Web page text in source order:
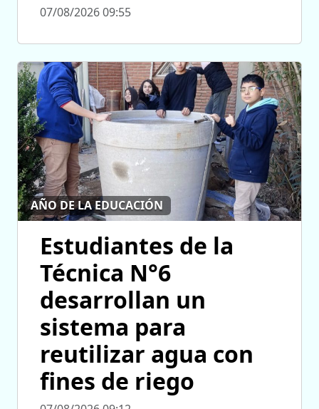
07/08/2026 09:55
AÑO DE LA EDUCACIÓN
Estudiantes de la
Técnica N°6
desarrollan un
sistema para
reutilizar agua con
fines de riego